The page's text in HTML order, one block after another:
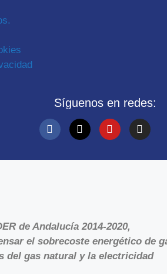
Síguenos en redes:
de Andalucía 2014-2020,
el sobrecoste energético de
del gas natural y la electricidad